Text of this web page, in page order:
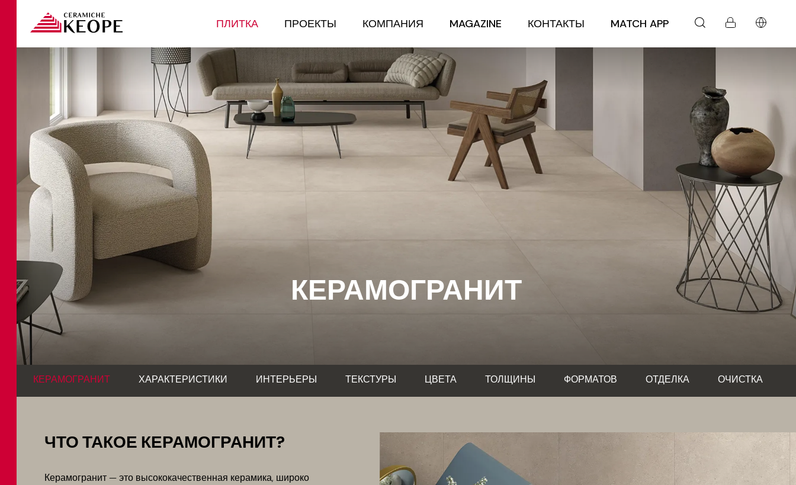
ПЛИТКА ПРОЕКТЫ КОМПАНИЯ MAGAZINE КОНТАКТЫ MATCH APP
КЕРАМОГРАНИТ
КЕРАМОГРАНИТ ХАРАКТЕРИСТИКИ ИНТЕРЬЕРЫ ТЕКСТУРЫ ЦВЕТА ТОЛЩИНЫ ФОРМАТОВ ОТДЕЛКА ОЧИСТКА
ЧТО ТАКОЕ КЕРАМОГРАНИТ?
Керамогранит — это высококачественная керамика, широко